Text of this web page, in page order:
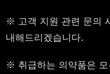
※ 고객 지원 관련 문의
내해드리겠습니다.
※ 취급하는 의약품은